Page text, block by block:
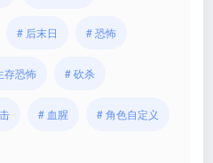
# 后末日 # 恐怖
存恐怖 # 砍杀
# 血腥 # 角色自定义